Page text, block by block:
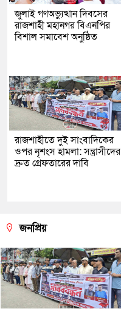
জুলাই গণঅভ্যুত্থান দিবসের
রাজশাহী মহানগর বিএনপির
বিশাল সমাবেশ অনুষ্ঠিত
রাজশাহীতে দুই সাংবাদিকের
ওপর নৃশংস হামলা: সন্ত্রাসীদের
দ্রুত গ্রেফতারের দাবি
জনপ্রিয়